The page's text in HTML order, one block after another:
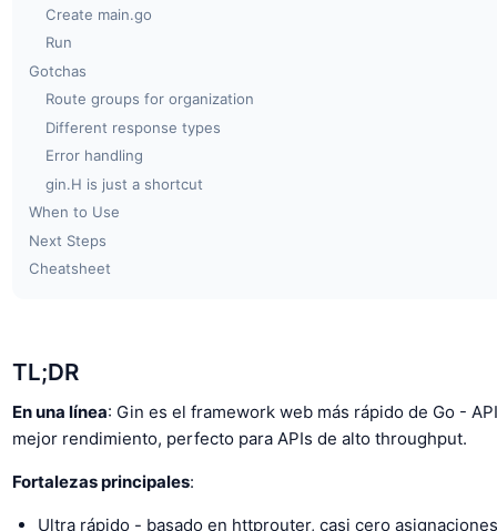
Create main.go
Run
Gotchas
Route groups for organization
Different response types
Error handling
gin.H is just a shortcut
When to Use
Next Steps
Cheatsheet
TL;DR
En una línea: Gin es el framework web más rápido de Go -
mejor rendimiento, perfecto para APIs de alto throughput.
Fortalezas principales:
Ultra rápido - basado en httprouter, casi cero asignaciones